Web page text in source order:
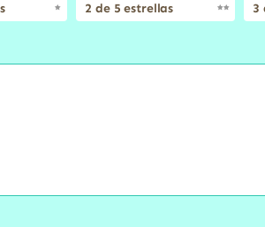
2 de 5 estrellas 3